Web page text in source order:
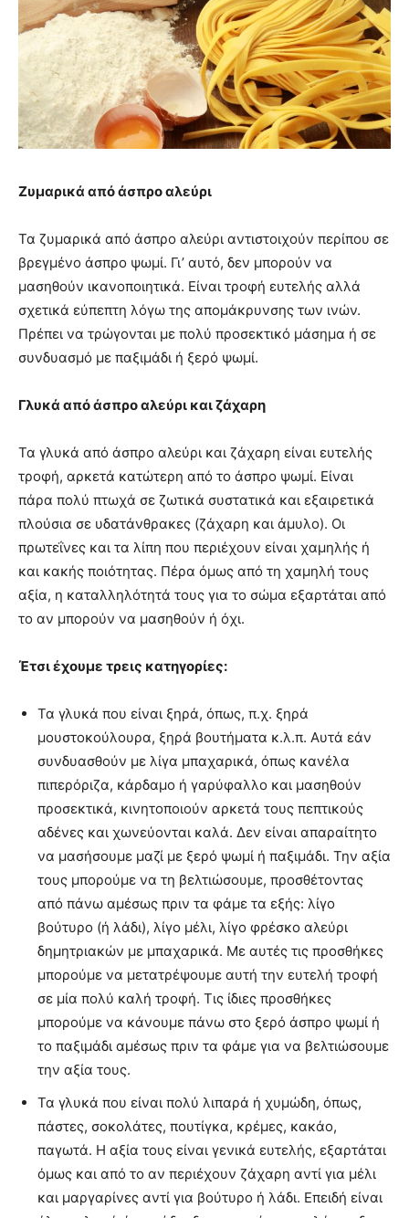
Ζυμαρικά από άσπρο αλεύρι
Τα ζυμαρικά από άσπρο αλεύρι αντιστοιχούν περίπου σε
βρεγμένο άσπρο ψωμί. Γι’ αυτό, δεν μπορούν να
μασηθούν ικανοποιητικά. Είναι τροφή ευτελής αλλά
σχετικά εύπεπτη λόγω της απομάκρυνσης των ινών.
Πρέπει να τρώγονται με πολύ προσεκτικό μάσημα ή σε
συνδυασμό με παξιμάδι ή ξερό ψωμί.
Γλυκά από άσπρο αλεύρι και ζάχαρη
Τα γλυκά από άσπρο αλεύρι και ζάχαρη είναι ευτελής
τροφή, αρκετά κατώτερη από το άσπρο ψωμί. Είναι
πάρα πολύ πτωχά σε ζωτικά συστατικά και εξαιρετικά
πλούσια σε υδατάνθρακες (ζάχαρη και άμυλο). Οι
πρωτεΐνες και τα λίπη που περιέχουν είναι χαμηλής ή
και κακής ποιότητας. Πέρα όμως από τη χαμηλή τους
αξία, η καταλληλότητά τους για το σώμα εξαρτάται από
το αν μπορούν να μασηθούν ή όχι.
Έτσι έχουμε τρεις κατηγορίες:
Τα γλυκά που είναι ξηρά, όπως, π.χ. ξηρά
μουστοκούλουρα, ξηρά βουτήματα κ.λ.π. Αυτά εάν
συνδυασθούν με λίγα μπαχαρικά, όπως κανέλα
πιπερόριζα, κάρδαμο ή γαρύφαλλο και μασηθούν
προσεκτικά, κινητοποιούν αρκετά τους πεπτικούς
αδένες και χωνεύονται καλά. Δεν είναι απαραίτητο
να μασήσουμε μαζί με ξερό ψωμί ή παξιμάδι. Την αξία
τους μπορούμε να τη βελτιώσουμε, προσθέτοντας
από πάνω αμέσως πριν τα φάμε τα εξής: λίγο
βούτυρο (ή λάδι), λίγο μέλι, λίγο φρέσκο αλεύρι
δημητριακών με μπαχαρικά. Με αυτές τις προσθήκες
μπορούμε να μετατρέψουμε αυτή την ευτελή τροφή
σε μία πολύ καλή τροφή. Τις ίδιες προσθήκες
μπορούμε να κάνουμε πάνω στο ξερό άσπρο ψωμί ή
το παξιμάδι αμέσως πριν τα φάμε για να βελτιώσουμε
την αξία τους.
Τα γλυκά που είναι πολύ λιπαρά ή χυμώδη, όπως,
πάστες, σοκολάτες, πουτίγκα, κρέμες, κακάο,
παγωτά. Η αξία τους είναι γενικά ευτελής, εξαρτάται
όμως και από το αν περιέχουν ζάχαρη αντί για μέλι
και μαργαρίνες αντί για βούτυρο ή λάδι. Επειδή είναι